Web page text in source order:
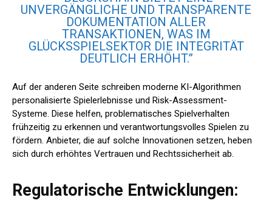
UNVERGÄNGLICHE UND TRANSPARENTE
DOKUMENTATION ALLER
TRANSAKTIONEN, WAS IM
GLÜCKSSPIELSEKTOR DIE INTEGRITÄT
DEUTLICH ERHÖHT.”
Auf der anderen Seite schreiben moderne KI-Algorithmen
personalisierte Spielerlebnisse und Risk-Assessment-
Systeme. Diese helfen, problematisches Spielverhalten
frühzeitig zu erkennen und verantwortungsvolles Spielen zu
fördern. Anbieter, die auf solche Innovationen setzen, heben
sich durch erhöhtes Vertrauen und Rechtssicherheit ab.
Regulatorische Entwicklungen: